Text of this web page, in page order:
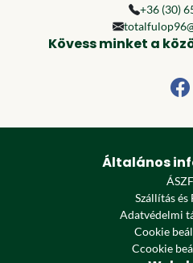
+36 (30)
Kövess minket a
Általános
ÁSZF
Szállítás és
Adatvédelmi
Cookie
Ccookie